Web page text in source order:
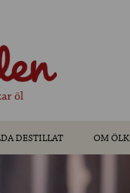
DESTILLAT OM